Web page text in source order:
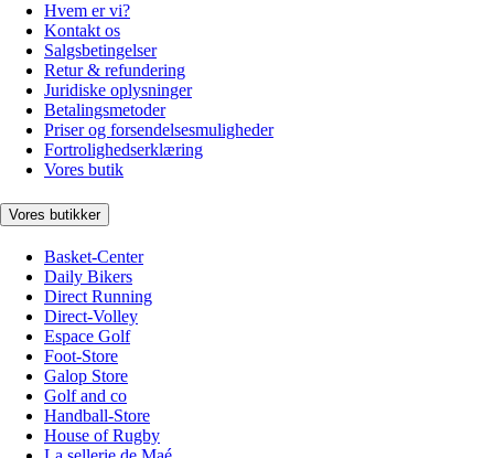
Hvem er vi?
Kontakt os
Salgsbetingelser
Retur & refundering
Juridiske oplysninger
Betalingsmetoder
Priser og forsendelsesmuligheder
Fortrolighedserklæring
Vores butik
Vores butikker
Basket-Center
Daily Bikers
Direct Running
Direct-Volley
Espace Golf
Foot-Store
Galop Store
Golf and co
Handball-Store
House of Rugby